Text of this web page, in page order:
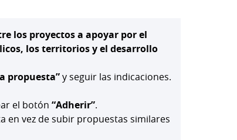
los proyectos a apoyar por el
los territorios y el desarrollo
propuesta”y seguir las indicaciones.
el botón “Adherir”.
en vez de subir propuestas similares